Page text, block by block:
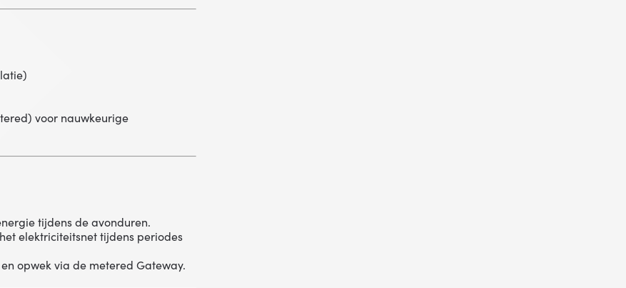
voor nauwkeurige
tijdens de avonduren.
elektriciteitsnet tijdens periodes
opwek via de metered Gateway.